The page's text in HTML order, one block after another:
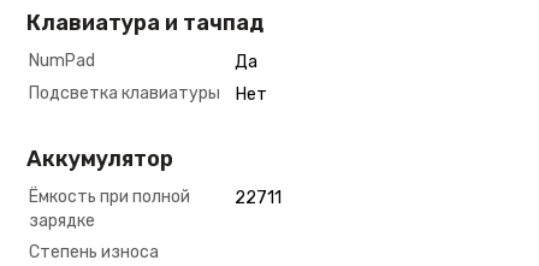
Клавиатура и тачпад
NumPad
Да
Подсветка клавиатуры
Нет
Аккумулятор
Ёмкость при полной
зарядке
22711
Степень износа